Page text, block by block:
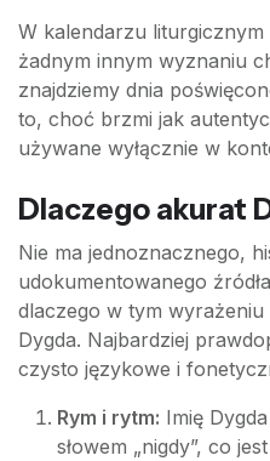
W kalendarzu liturgicznym
żadnym innym wyznaniu
znajdziemy dnia
to, choć brzmi jak
używane wyłącznie w
Dlaczego akurat
Nie ma jednoznacznego,
udokumentowanego
dlaczego w tym wyrażeniu
Dygda. Najbardziej
czysto językowe i
Rym i rytm: Imię
słowem „nigdy”, co